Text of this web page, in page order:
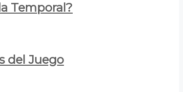
Temporal?
del Juego